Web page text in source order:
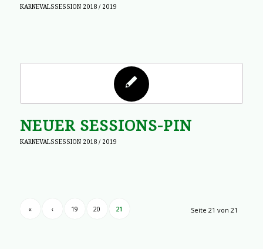
KARNEVALSSESSION 2018 / 2019
NEUER SESSIONS-PIN
KARNEVALSSESSION 2018 / 2019
Seite 21 von 21
« ‹ 19 20 21